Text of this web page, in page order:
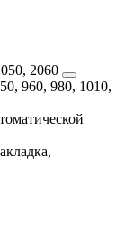
2060
960, 980, 1010,